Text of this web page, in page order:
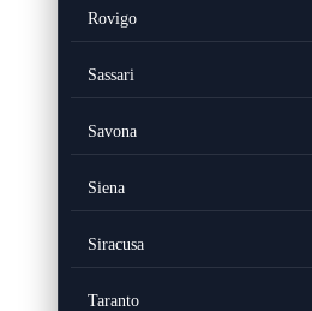
Rovigo
Sassari
Savona
Siena
Siracusa
Taranto